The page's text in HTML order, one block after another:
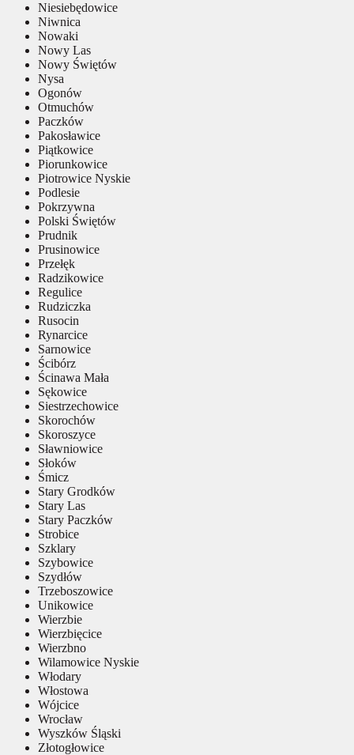
Niesiebędowice
Niwnica
Nowaki
Nowy Las
Nowy Świętów
Nysa
Ogonów
Otmuchów
Paczków
Pakosławice
Piątkowice
Piorunkowice
Piotrowice Nyskie
Podlesie
Pokrzywna
Polski Świętów
Prudnik
Prusinowice
Przełęk
Radzikowice
Regulice
Rudziczka
Rusocin
Rynarcice
Sarnowice
Ścibórz
Ścinawa Mała
Sękowice
Siestrzechowice
Skorochów
Skoroszyce
Sławniowice
Słoków
Śmicz
Stary Grodków
Stary Las
Stary Paczków
Strobice
Szklary
Szybowice
Szydłów
Trzeboszowice
Unikowice
Wierzbie
Wierzbięcice
Wierzbno
Wilamowice Nyskie
Włodary
Włostowa
Wójcice
Wrocław
Wyszków Śląski
Złotogłowice